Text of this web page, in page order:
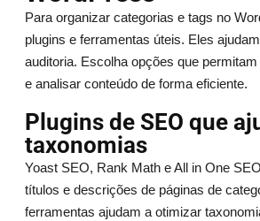
Para organizar categorias e tags no
plugins e ferramentas úteis. Eles
auditoria. Escolha opções que
e analisar conteúdo de forma eficiente.
Plugins de SEO que
taxonomias
Yoast SEO, Rank Math e All in One
títulos e descrições de páginas de
ferramentas ajudam a otimizar